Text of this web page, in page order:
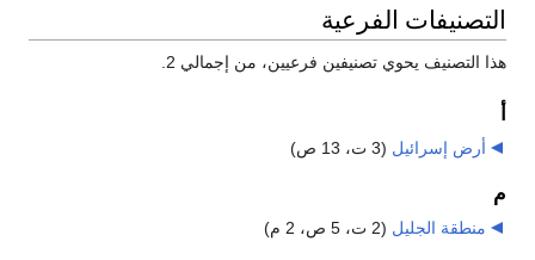
التصنيفات الفرعية
هذا التصنيف يحوي تصنيفين فرعيين، من إجمالي 2.
أرض إسرائيل (3 ت، 13 ص)
م
منطقة الجليل (2 ت، 5 ص، 2 م)